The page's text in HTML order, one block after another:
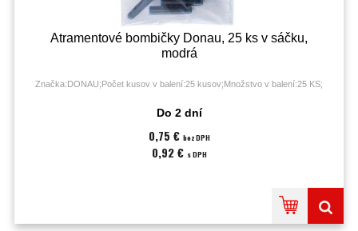
Atramentové bombičky Donau, 25 ks v sáčku,
modrá
Značka:DONAU;Počet kusov v balení:25 kusov;Množstvo v balení:25 KS;
Do 2 dní
0,75 € bez DPH
0,92 € s DPH